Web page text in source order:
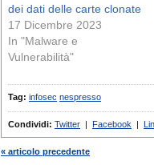
dei dati delle carte clonate
17 Dicembre 2023
In "Malware e
Vulnerabilità"
Tag: infosec nespresso
Condividi: Twitter | Facebook |
« articolo precedente